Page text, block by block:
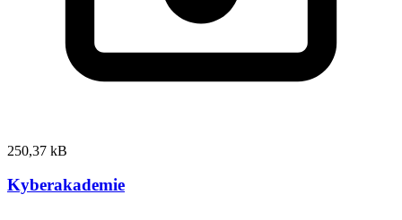
250,37 kB
Kyberakademie